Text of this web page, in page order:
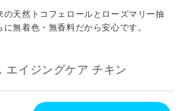
天然トコフェロールとローズマリー抽
無着色・無香料だから安心です。
エイジングケア チキン